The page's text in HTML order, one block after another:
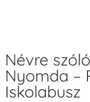
Névre
Nyomda –
Iskolabusz